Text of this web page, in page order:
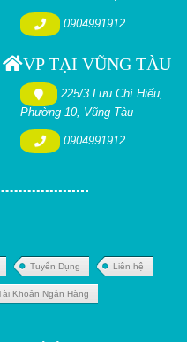
0904991912
VP TẠI VŨNG TÀU
225/3 Lưu Chí Hiếu,
Phường 10, Vũng Tàu
0904991912
Tuyển Dụng Liên hệ
Khoản Ngân Hàng